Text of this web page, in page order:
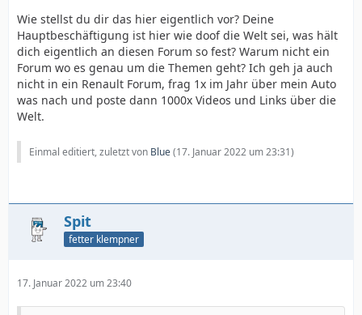
Wie stellst du dir das hier eigentlich vor? Deine
Hauptbeschäftigung ist hier wie doof die Welt sei, was hält
dich eigentlich an diesen Forum so fest? Warum nicht ein
Forum wo es genau um die Themen geht? Ich geh ja auch
nicht in ein Renault Forum, frag 1x im Jahr über mein Auto
was nach und poste dann 1000x Videos und Links über die
Welt.
Einmal editiert, zuletzt von Blue(17. Januar 2022 um 23:31)
Spit
fetter klempner
17. Januar 2022 um 23:40